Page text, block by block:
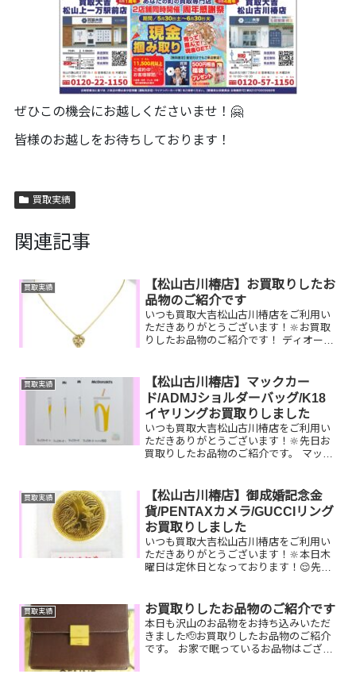
ぜひこの機会にお越しくださいませ！🤗
皆様のお越しをお待ちしております！
買取実績
関連記事
買取実績
【松山古川椿店】お買取りしたお
品物のご紹介です
いつも買取大吉松山古川椿店をご利用い
ただきありがとうございます！🔆お買取
りしたお品物のご紹介です！ ディオー
いるお品物はございませんか？そのお品
物ぜひ！買取大吉松山古川椿...
買取実績
【松山古川椿店】マックカー
ド/ADMJショルダーバッグ/K18
イヤリングお買取りしました
いつも買取大吉松山古川椿店をご利用い
ただきありがとうございます！🔆先日お
買取りしたお品物のご紹介です。 マック
ませんか？ぜひ買取大吉松山古川椿店に
お査定させてく...
買取実績
【松山古川椿店】御成婚記念金
貨/PENTAXカメラ/GUCCIリング
お買取りしました
いつも買取大吉松山古川椿店をご利用い
ただきありがとうございます！🔆本日木
曜日は定休日となっております！😌先日
グお家で眠っているお品物はございませ
んか？ぜひ買...
買取実績 お買取りしたお品物のご紹介です
本日も沢山のお品物をお持ち込みいただ
きました🫡お買取りしたお品物のご紹介
です。 お家で眠っているお品物はござい